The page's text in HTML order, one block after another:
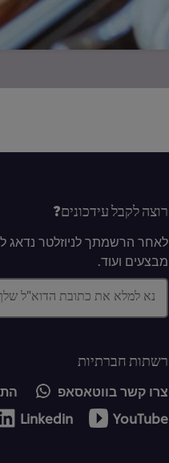
רוצה לקבל עידכונים?
לאחר הרשמתך לניוזלטר נדאג
מבצעים ועוד.
נא למלא את כתובת הדוא"ל
רשתות חברתיות
צרו קשר בווטאסאפ
YouTube
Linkedin